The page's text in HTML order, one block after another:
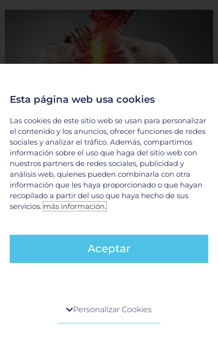
Tumores Raquimedulares: ¿Qué son y cómo
se tratan?
17 junio, 2026
En el Hospital Galenia, la excelencia médica y la tecnología
de vanguardia se unen para ofrecer soluciones integrales en
el tratamiento de afecciones complejas. Hoy
LEER MÁS »
Esta página web usa cookies
Las cookies de este sitio web se usan para personalizar
el contenido y los anuncios, ofrecer funciones de redes
sociales y analizar el tráfico. Además, compartimos
información sobre el uso que haga del sitio web con
nuestros partners de redes sociales, publicidad y
análisis web, quienes pueden combinarla con otra
información que les haya proporcionado o que hayan
recopilado a partir del uso que haya hecho de sus
servicios.más información.
Aceptar
Cuando visita cualquier sitio web, el mismo podría
Personalizar Cookies